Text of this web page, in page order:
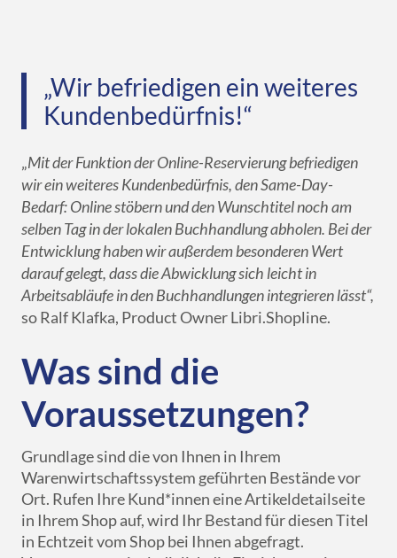
„Wir befriedigen ein weiteres
Kundenbedürfnis!“
„Mit der Funktion der Online-Reservierung befriedigen
wir ein weiteres Kundenbedürfnis, den Same-Day-
Bedarf: Online stöbern und den Wunschtitel noch am
selben Tag in der lokalen Buchhandlung abholen. Bei der
Entwicklung haben wir außerdem besonderen Wert
darauf gelegt, dass die Abwicklung sich leicht in
Arbeitsabläufe in den Buchhandlungen integrieren lässt“,
so Ralf Klafka, Product Owner Libri.Shopline.
Was sind die
Voraussetzungen?
Grundlage sind die von Ihnen in Ihrem
Warenwirtschaftssystem geführten Bestände vor
Ort. Rufen Ihre Kund*innen eine Artikeldetailseite
in Ihrem Shop auf, wird Ihr Bestand für diesen Titel
in Echtzeit vom Shop bei Ihnen abgefragt.